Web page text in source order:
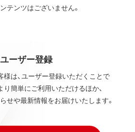
テンツはございません。
ユーザー登録
は、ユーザー登録いただくことで
簡単にご利用いただけるほか、
せや最新情報をお届けいたします。